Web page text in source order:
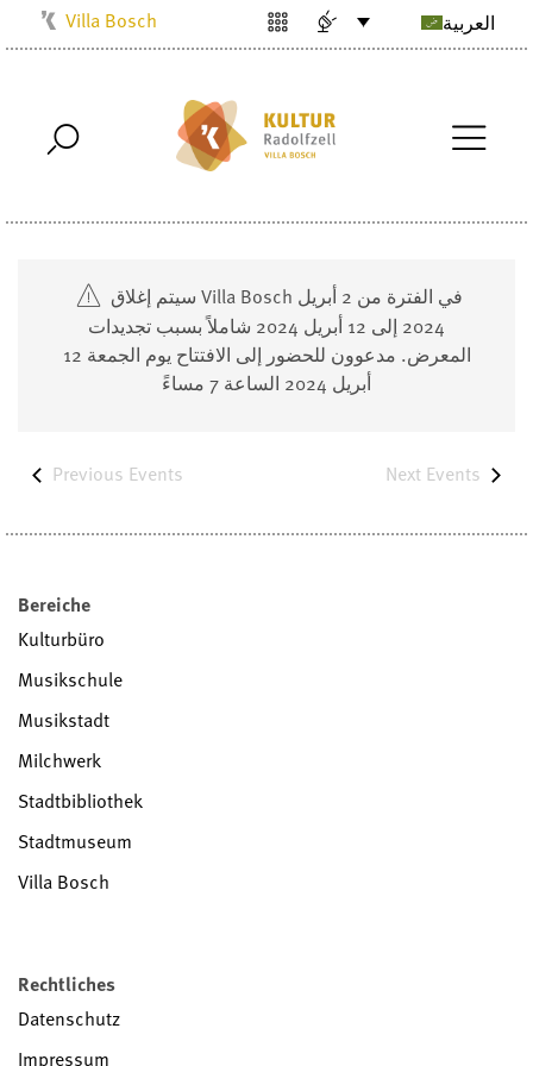
Musikschule
Stadtmuseum
Villa Bosch
Radolfzell1200
العربية
2024 إلى 12 أبريل 2024 شاملاً بسبب تجديدات
المعرض. مدعوون للحضور إلى الافتتاح يوم الجمعة 12
أبريل 2024 الساعة 7 مساءً
Previous Events Next Events
Bereiche
Kulturbüro
Musikschule
Musikstadt
Milchwerk
Stadtbibliothek
Stadtmuseum
Villa Bosch
Rechtliches
Datenschutz
Impressum